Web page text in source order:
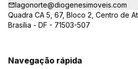
lagonorte@diogenesimoveis.com
Quadra CA 5, 67, Bloco 2, Centro de
Brasília - DF - 71503-507
Navegação rápida